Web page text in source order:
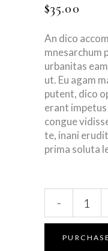
$35.00
An dico
mnesarchum
urbanitas
ut. Eu agam
putent, dico
erant
congue
te, inani
prima soluta
quantity
-
PURCHASE